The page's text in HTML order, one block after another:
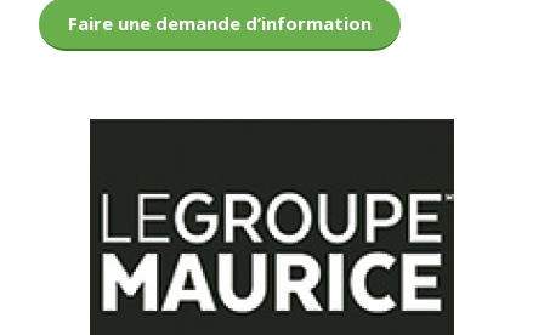
Faire une demande d’information